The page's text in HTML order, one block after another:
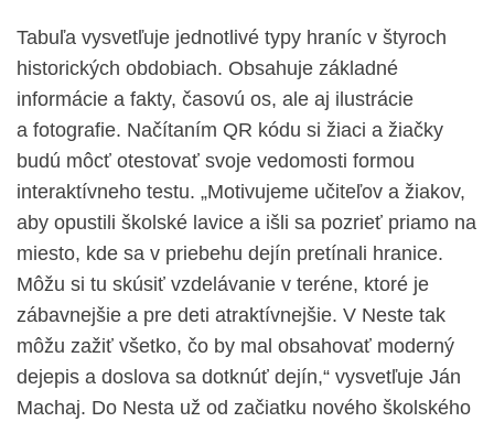
Tabuľa vysvetľuje jednotlivé typy hraníc v štyroch
historických obdobiach. Obsahuje základné
informácie a fakty, časovú os, ale aj ilustrácie
a fotografie. Načítaním QR kódu si žiaci a žiačky
budú môcť otestovať svoje vedomosti formou
interaktívneho testu. „Motivujeme učiteľov a žiakov,
aby opustili školské lavice a išli sa pozrieť priamo na
miesto, kde sa v priebehu dejín pretínali hranice.
Môžu si tu skúsiť vzdelávanie v teréne, ktoré je
zábavnejšie a pre deti atraktívnejšie. V Neste tak
môžu zažiť všetko, čo by mal obsahovať moderný
dejepis a doslova sa dotknúť dejín,“ vysvetľuje Ján
Machaj. Do Nesta už od začiatku nového školského